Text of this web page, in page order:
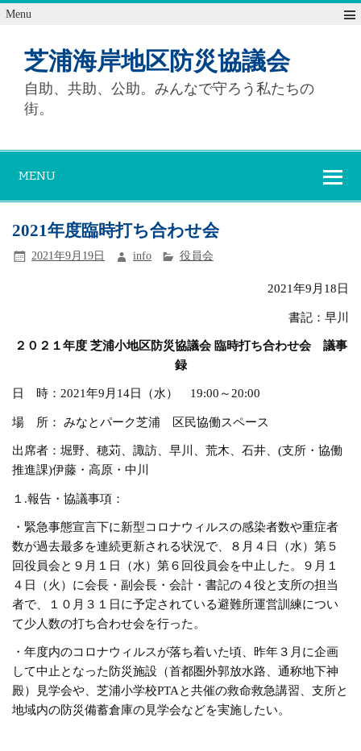
Menu
芝浦海岸地区防災協議会
自助、共助、公助。みんなで守ろう私たちの
街。
MENU
2021年度臨時打ち合わせ会
2021年9月19日 info 役員会
2021年9月18日
書記：早川
２０２１年度 芝浦小地区防災協議会 臨時打ち合わせ会 議事
録
日 時：2021年9月14日（水） 19:00～20:00
場 所： みなとパーク芝浦 区民協働スペース
出席者：堀野、穂苅、諏訪、早川、荒木、石井、(支所・協働
推進課)伊藤・高原・中川
１.報告・協議事項：
・緊急事態宣言下に新型コロナウィルスの感染者数や重症者
数が過去最多を連続更新される状況で、８月４日（水）第５
回役員会と９月１日（水）第６回役員会を中止した。９月１
４日（火）に会長・副会長・会計・書記の４役と支所の担当
者で、１０月３１日に予定されている避難所運営訓練につい
て少人数の打ち合わせ会を行った。
・年度内のコロナウィルスが落ち着いた頃、昨年３月に企画
して中止となった防災施設（首都圏外郭放水路、通称地下神
殿）見学会や、芝浦小学校PTAと共催の救命救急講習、支所と
地域内の防災備蓄倉庫の見学会などを実施したい。